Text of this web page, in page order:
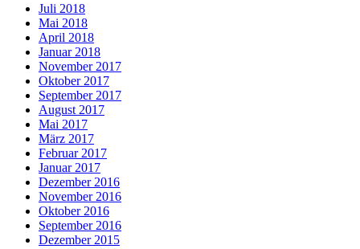
Juli 2018
Mai 2018
April 2018
Januar 2018
November 2017
Oktober 2017
September 2017
August 2017
Mai 2017
März 2017
Februar 2017
Januar 2017
Dezember 2016
November 2016
Oktober 2016
September 2016
Dezember 2015